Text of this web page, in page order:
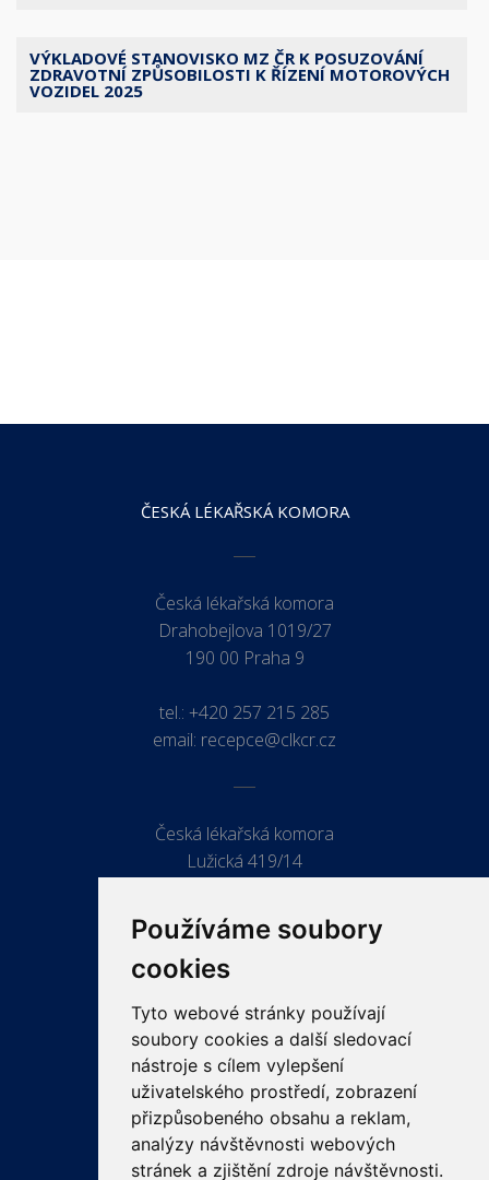
Používáme soubory
cookies
Tyto webové stránky používají
soubory cookies a další sledovací
nástroje s cílem vylepšení
uživatelského prostředí, zobrazení
přizpůsobeného obsahu a reklam,
analýzy návštěvnosti webových
stránek a zjištění zdroje návštěvnosti.
VÝKLADOVÉ STANOVISKO MZ ČR K POSUZOVÁNÍ
ZDRAVOTNÍ ZPŮSOBILOSTI K ŘÍZENÍ MOTOROVÝCH
VOZIDEL 2025
ČESKÁ LÉKAŘSKÁ KOMORA
Česká lékařská komora
Drahobejlova 1019/27
190 00 Praha 9
tel.: +420 257 215 285
email: recepce@clkcr.cz
Česká lékařská komora
Lužická 419/14
ODKAZY
PRO LÉKAŘE
PRO VEŘEJNOST
VZDĚLÁVÁNÍ